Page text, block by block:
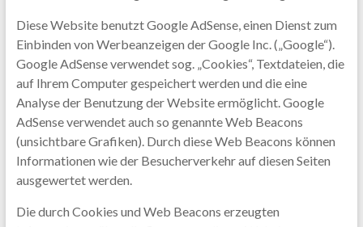
Diese Website benutzt Google AdSense, einen Dienst zum
Einbinden von Werbeanzeigen der Google Inc. („Google“).
Google AdSense verwendet sog. „Cookies“, Textdateien, die
auf Ihrem Computer gespeichert werden und die eine
Analyse der Benutzung der Website ermöglicht. Google
AdSense verwendet auch so genannte Web Beacons
(unsichtbare Grafiken). Durch diese Web Beacons können
Informationen wie der Besucherverkehr auf diesen Seiten
ausgewertet werden.
Die durch Cookies und Web Beacons erzeugten